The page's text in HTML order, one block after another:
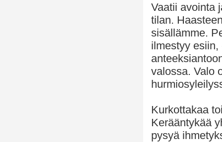
Vaatii avointa
tilan.
sisällämme.
ilmestyy
valossa. Valo
Kurkottakaa
Kerääntykää
pysyä